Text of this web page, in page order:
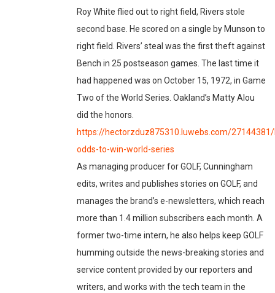
Roy White flied out to right field, Rivers stole
second base. He scored on a single by Munson to
right field. Rivers’ steal was the first theft against
Bench in 25 postseason games. The last time it
had happened was on October 15, 1972, in Game
Two of the World Series. Oakland’s Matty Alou
did the honors.
https://hectorzduz875310.luwebs.com/
odds-to-win-world-series
As managing producer for GOLF, Cunningham
edits, writes and publishes stories on GOLF, and
manages the brand’s e-newsletters, which reach
more than 1.4 million subscribers each month. A
former two-time intern, he also helps keep GOLF
humming outside the news-breaking stories and
service content provided by our reporters and
writers, and works with the tech team in the